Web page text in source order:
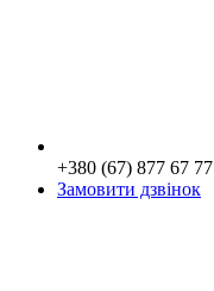
+380 (67) 877 67 77
Замовити дзвінок